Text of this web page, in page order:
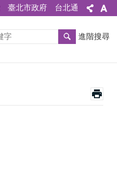
臺北市政府 台北通
進階搜尋